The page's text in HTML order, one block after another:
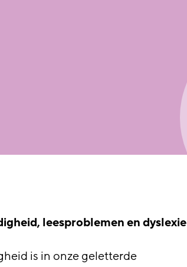
leesproblemen en dyslexie
is in onze geletterde